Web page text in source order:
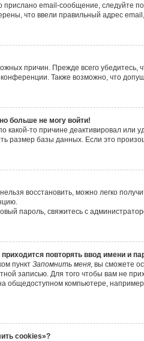
прислано email-сообщение, следуйте
что ввели правильный адрес
причин. Прежде всего
Также возможно, что
больше не могу войти!
какой-то причине деактивировал или
размер базы данных. Если это
восстановить, можно легко
пароль, свяжитесь с
повторять ввод имени и
пункт Запомнить меня, вы сможете
записью. Для того чтобы вам не
общедоступном компьютере,
cookies»?